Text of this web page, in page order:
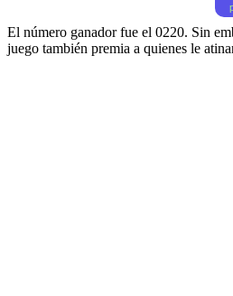
El número ganador fue el 0220. Sin
juego también premia a quienes le